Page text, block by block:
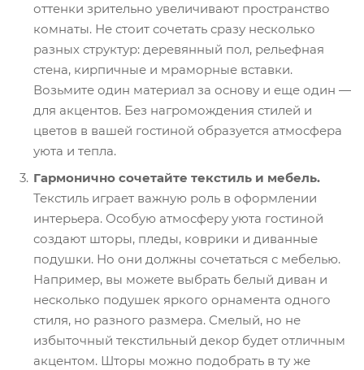
оттенки зрительно увеличивают пространство
комнаты. Не стоит сочетать сразу несколько
разных структур: деревянный пол, рельефная
стена, кирпичные и мраморные вставки.
Возьмите один материал за основу и еще один —
для акцентов. Без нагромождения стилей и
цветов в вашей гостиной образуется атмосфера
уюта и тепла.
Гармонично сочетайте текстиль и мебель.
Текстиль играет важную роль в оформлении
интерьера. Особую атмосферу уюта гостиной
создают шторы, пледы, коврики и диванные
подушки. Но они должны сочетаться с мебелью.
Например, вы можете выбрать белый диван и
несколько подушек яркого орнамента одного
стиля, но разного размера. Смелый, но не
избыточный текстильный декор будет отличным
акцентом. Шторы можно подобрать в ту же